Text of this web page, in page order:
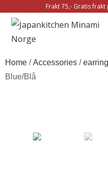
Frakt 75,- Gratis
Home /Accessories /
Blue/Blå